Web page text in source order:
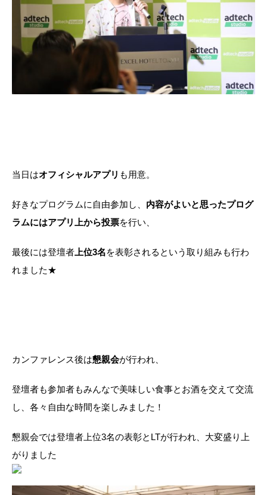
当日はオフィシャルアプリ も用意。
好きなプログラムに自由参加し、 内容がよいと思ったプログ
ラムにはアプリ上から投票を行い、
最後には登壇者 上位3名を表彰されるという取り組みも行わ
れました★
カンファレンス後は懇親会が行われ、
登壇者も参加者もみんなで美味しい食事とお酒を交えて交流
し、各々自由な時間を楽しみました！
懇親会では登壇者上位3名の表彰とLTが行われ、大変盛り上
がりました